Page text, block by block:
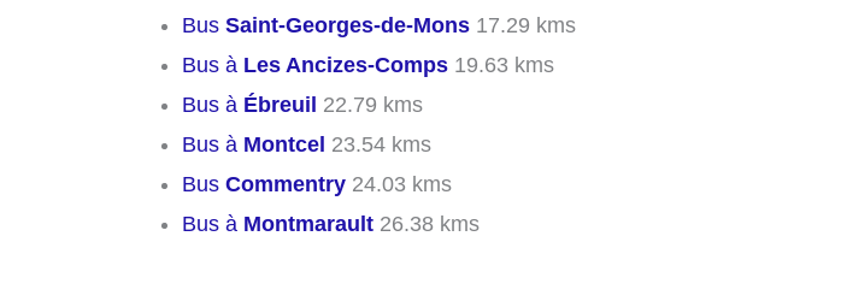
Bus Saint-Georges-de-Mons 17.29 kms
Bus à Les Ancizes-Comps 19.63 kms
Bus à Ébreuil 22.79 kms
Bus à Montcel 23.54 kms
Bus Commentry 24.03 kms
Bus à Montmarault 26.38 kms